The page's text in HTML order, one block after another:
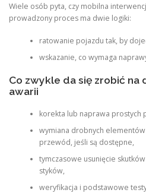
Wiele osób pyta, czy mobilna
prowadzony proces ma dwie logiki:
ratowanie pojazdu tak, by
wskazanie, co wymaga
Co zwykle da się zrobić na
awarii
korekta lub naprawa prostych
wymiana drobnych
przewód, jeśli są dostępne,
tymczasowe usunięcie
styków,
weryfikacja i podstawowe testy